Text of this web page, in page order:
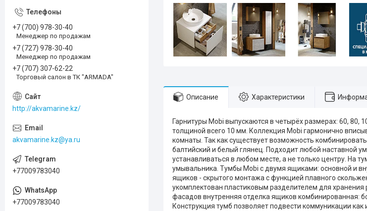
Описание Характеристики
Гарнитуры Mobi выпускаются в четырёх размерах: 60,
толщиной всего 10 мм. Коллекция Mobi гармонично
комнаты. Так как существует возможность
балтийский и белый глянец. Подходит любой наставной
устанавливаться в любом месте, а не только центру. На
умывальника. Тумбы Mobi c двумя ящиками: основной и
ящиков - скрытого монтажа с функцией плавного
укомплектован пластиковым разделителем для
фасадов внутренняя отделка ящиков комбинированная:
Конструкция тумб позволяет подвести коммуникации
+7 (700) 978-30-40
Менеджер по продажам
+7 (727) 978-30-40
Менеджер по продажам
+7 (707) 307-62-22
Торговый салон в ТК "ARMADA"
http://akvamarine.kz/
akvamarine.kz@ya.ru
+77009783040
+77009783040